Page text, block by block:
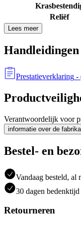
Reliëf
Lees meer
Prestatieverklaring -
Verantwoordelijk voor
informatie over de
Bestel- en
Vandaag besteld,
30 dagen bedenktijd
Retourneren